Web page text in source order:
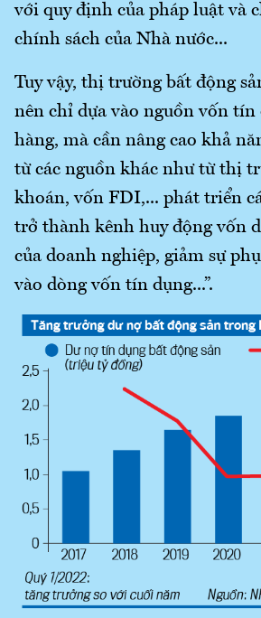
với quy định của pháp luật và
chính sách của Nhà nước...
Tuy vậy, thị trường bất động
nên chỉ dựa vào nguồn vốn tín
hàng, mà cần nâng cao khả
từ các nguồn khác như từ thị
khoán, vốn FDI,... phát triển
trở thành kênh huy động vốn
của doanh nghiệp, giảm sự
vào dòng vốn tín dụng...”.